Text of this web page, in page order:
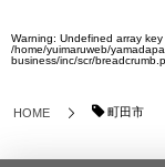
Warning: Undefined array
/home/yuimaruweb/
business/inc/scr/
HOME 町田市